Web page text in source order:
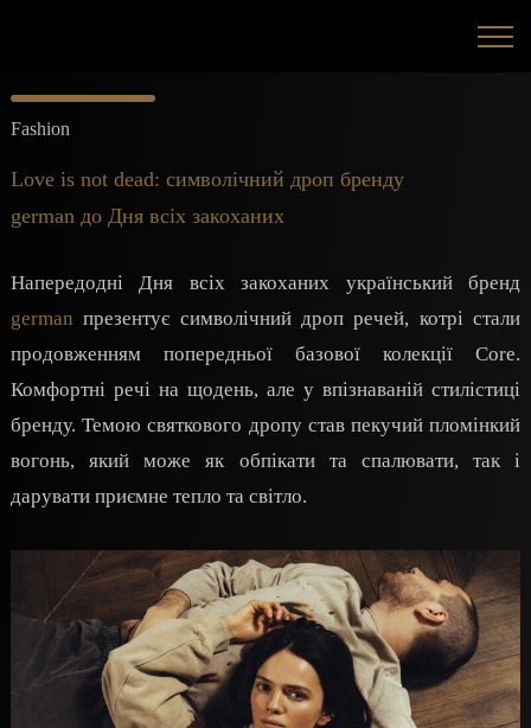
Fashion
Love is not dead: символічний дроп бренду
german до Дня всіх закоханих
Напередодні Дня всіх закоханих український бренд
germanпрезентує символічний дроп речей, котрі стали
продовженням попередньої базової колекції Core.
Комфортні речі на щодень, але у впізнаваній стилістиці
бренду. Темою святкового дропу став пекучий пломінкий
вогонь, який може як обпікати та спалювати, так і
дарувати приємне тепло та світло.